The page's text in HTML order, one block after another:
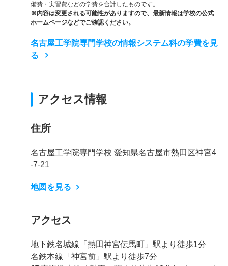
備費・実習費などの学費を合計したものです。
※内容は変更される可能性がありますので、最新情報は学校の公式
ホームページなどでご確認ください。
名古屋工学院専門学校の情報システム科の学費を見
る
アクセス情報
住所
名古屋工学院専門学校 愛知県名古屋市熱田区神宮4
-7-21
地図を見る
アクセス
地下鉄名城線「熱田神宮伝馬町」駅より徒歩1分
名鉄本線「神宮前」駅より徒歩7分